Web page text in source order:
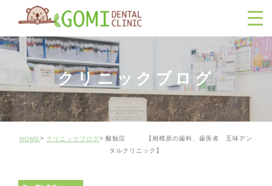
クリニックブログ
HOME クリニックブログ
酸蝕症 【相模原の歯科、歯医者 五味デン
タルクリニック】